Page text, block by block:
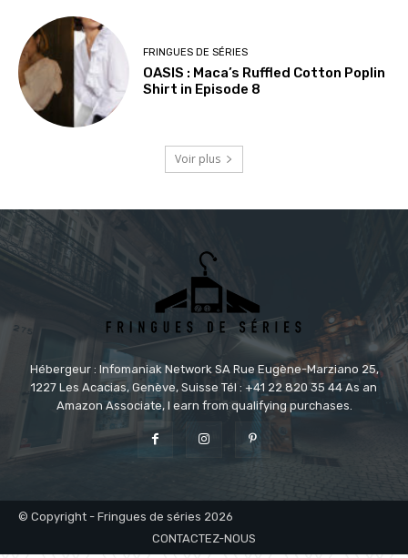
FRINGUES DE SÉRIES
OASIS : Maca’s Ruffled Cotton Poplin
Shirt in Episode 8
Voir plus
Hébergeur : Infomaniak Network SA Rue Eugène-Marziano 25,
1227 Les Acacias, Genève, Suisse Tél : +41 22 820 35 44 As an
Amazon Associate, I earn from qualifying purchases.
© Copyright - Fringues de séries 2026
CONTACTEZ-NOUS